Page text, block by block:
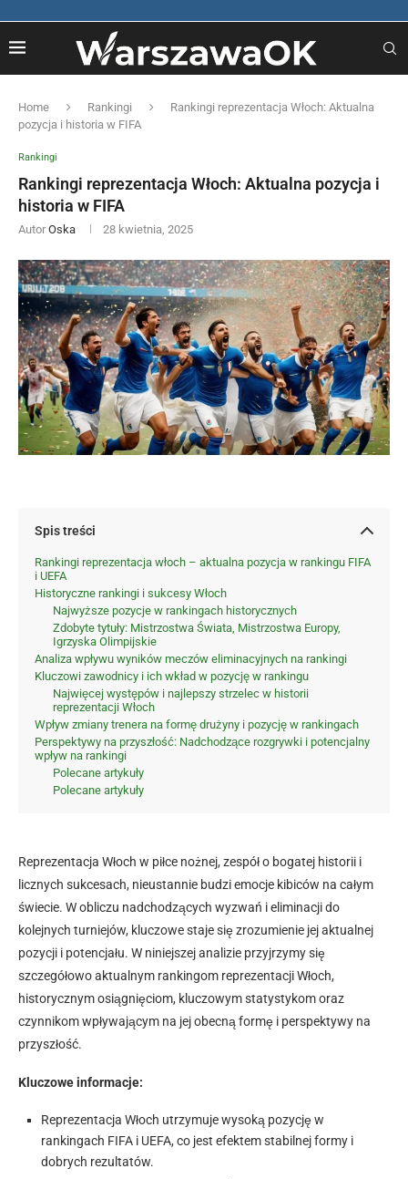
Home Rankingi
Rankingi reprezentacja Włoch: Aktualna
pozycja i historia w FIFA
Rankingi
Rankingi reprezentacja Włoch: Aktualna pozycja i
historia w FIFA
Autor Oska 28 kwietnia, 2025
Spis treści
Rankingi reprezentacja włoch – aktualna pozycja w rankingu FIFA
i UEFA
Historyczne rankingi i sukcesy Włoch
Najwyższe pozycje w rankingach historycznych
Zdobyte tytuły: Mistrzostwa Świata, Mistrzostwa Europy,
Igrzyska Olimpijskie
Analiza wpływu wyników meczów eliminacyjnych na rankingi
Kluczowi zawodnicy i ich wkład w pozycję w rankingu
Najwięcej występów i najlepszy strzelec w historii
reprezentacji Włoch
Wpływ zmiany trenera na formę drużyny i pozycję w rankingach
Perspektywy na przyszłość: Nadchodzące rozgrywki i potencjalny
wpływ na rankingi
Polecane artykuły
Polecane artykuły
Reprezentacja Włoch w piłce nożnej, zespół o bogatej historii i
licznych sukcesach, nieustannie budzi emocje kibiców na całym
świecie. W obliczu nadchodzących wyzwań i eliminacji do
kolejnych turniejów, kluczowe staje się zrozumienie jej aktualnej
pozycji i potencjału. W niniejszej analizie przyjrzymy się
szczegółowo aktualnym rankingom reprezentacji Włoch,
historycznym osiągnięciom, kluczowym statystykom oraz
czynnikom wpływającym na jej obecną formę i perspektywy na
przyszłość.
Kluczowe informacje:
Reprezentacja Włoch utrzymuje wysoką pozycję w
rankingach FIFA i UEFA, co jest efektem stabilnej formy i
dobrych rezultatów.